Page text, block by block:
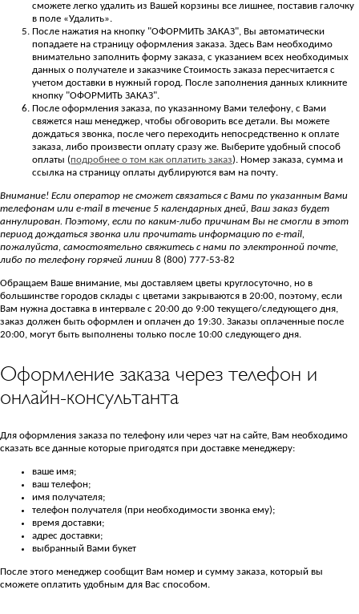
сможете легко удалить из Вашей корзины все лишнее, поставив галочку
в поле «Удалить».
После нажатия на кнопку "ОФОРМИТЬ ЗАКАЗ", Вы автоматически
попадаете на страницу оформления заказа. Здесь Вам необходимо
внимательно заполнить форму заказа, с указанием всех необходимых
данных о получателе и заказчике Стоимость заказа пересчитается с
учетом доставки в нужный город. После заполнения данных кликните
кнопку "ОФОРМИТЬ ЗАКАЗ".
После оформления заказа, по указанному Вами телефону, с Вами
свяжется наш менеджер, чтобы обговорить все детали. Вы можете
дождаться звонка, после чего переходить непосредственно к оплате
заказа, либо произвести оплату сразу же. Выберите удобный способ
оплаты (подробнее о том как оплатить заказ). Номер заказа, сумма и
ссылка на страницу оплаты дублируются вам на почту.
Внимание! Если оператор не сможет связаться с Вами по указанным Вами
телефонам или е-mail в течение 5 календарных дней, Ваш заказ будет
аннулирован. Поэтому, если по каким-либо причинам Вы не смогли в этот
период дождаться звонка или прочитать информацию по е-mail,
пожалуйста, самостоятельно свяжитесь с нами по электронной почте,
либо по телефону горячей линии 8 (800) 777-53-82
Обращаем Ваше внимание, мы доставляем цветы круглосуточно, но в
большинстве городов склады с цветами закрываются в 20:00, поэтому, если
Вам нужна доставка в интервале с 20:00 до 9:00 текущего/следующего дня,
заказ должен быть оформлен и оплачен до 19:30. Заказы оплаченные после
20:00, могут быть выполнены только после 10:00 следующего дня.
Оформление заказа через телефон и
онлайн-консультанта
Для оформления заказа по телефону или через чат на сайте, Вам необходимо
сказать все данные которые пригодятся при доставке менеджеру:
ваше имя;
ваш телефон;
имя получателя;
телефон получателя (при необходимости звонка ему);
время доставки;
адрес доставки;
выбранный Вами букет
После этого менеджер сообщит Вам номер и сумму заказа, который вы
сможете оплатить удобным для Вас способом.